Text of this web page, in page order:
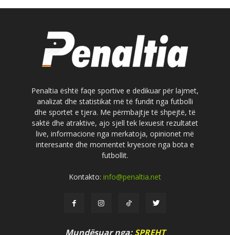
Penaltia është faqe sportive e dedikuar për lajmet,
analizat dhe statistikat më të fundit nga futbolli
dhe sportet e tjera. Me përmbajtje të shpejtë, të
saktë dhe atraktive, ajo sjell tek lexuesit rezultatet
live, informacione nga merkatoja, opinionet më
interesante dhe momentet kryesore nga bota e
futbollit.
Kontakto: info@penaltia.net
Mundësuar nga:SPREHT